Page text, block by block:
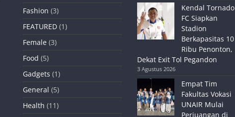
Fashion (3)
FEATURED (1)
Female (3)
Food (5)
Gadgets (1)
General (5)
Health (11)
Kendal Tornado
FC Siapkan
Stadion
Berkapasitas 10
Ribu Penonton,
Dekat Exit Tol Pegandon
3 Agustus 2026
Empat Tim
Fakultas Vokasi
UNAIR Mulai
Perjuangan di